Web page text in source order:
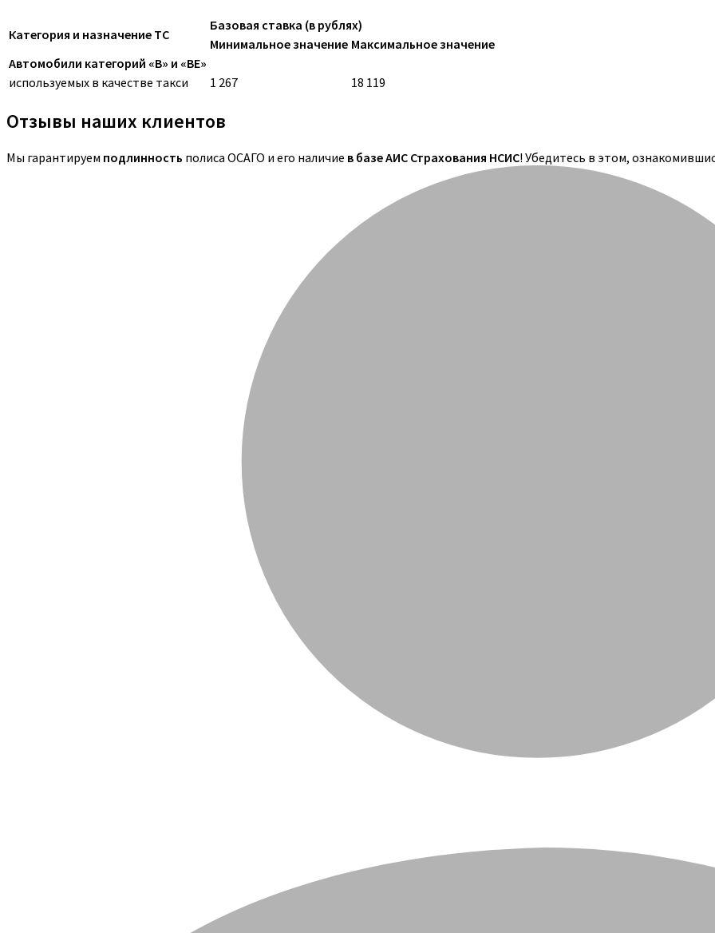
Категория и назначение ТС
Базовая ставка (в рублях)
Минимальное значение Максимальное значение
Автомобили категорий «B» и «BE»
используемых в качестве такси
1 267 18 119
Отзывы наших клиентов
Мы гарантируем подлинность полиса ОСАГО и его наличие в базе АИС Страхования НСИС! Убедитесь в этом,